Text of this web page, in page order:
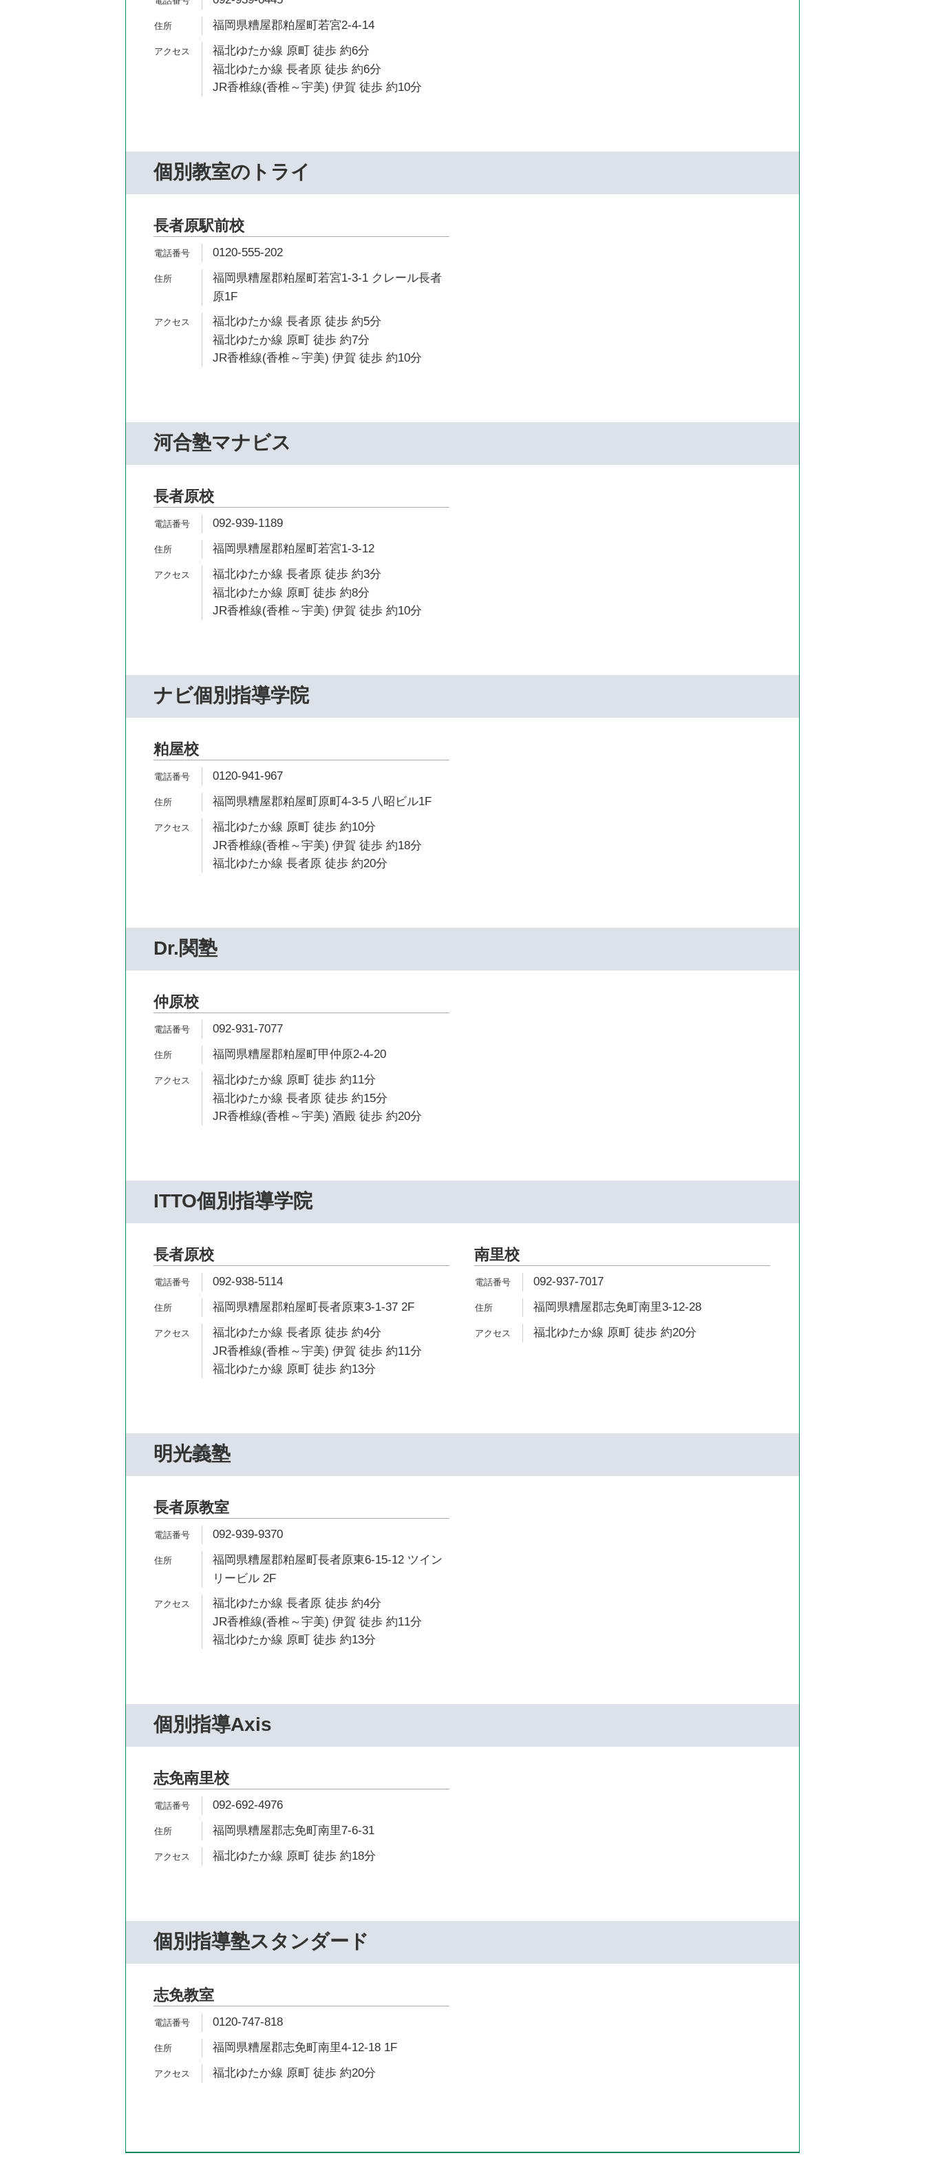
福岡県糟屋郡粕屋町若宮2-4-14
福北ゆたか線 原町 徒歩 約6分
福北ゆたか線 長者原 徒歩 約6分
JR香椎線(香椎～宇美) 伊賀 徒歩 約10分
個別教室のトライ
長者原駅前校
0120-555-202
福岡県糟屋郡粕屋町若宮1-3-1 クレール長者
原1F
福北ゆたか線 長者原 徒歩 約5分
福北ゆたか線 原町 徒歩 約7分
JR香椎線(香椎～宇美) 伊賀 徒歩 約10分
河合塾マナビス
長者原校
092-939-1189
福岡県糟屋郡粕屋町若宮1-3-12
福北ゆたか線 長者原 徒歩 約3分
福北ゆたか線 原町 徒歩 約8分
JR香椎線(香椎～宇美) 伊賀 徒歩 約10分
ナビ個別指導学院
粕屋校
0120-941-967
福岡県糟屋郡粕屋町原町4-3-5 八昭ビル1F
福北ゆたか線 原町 徒歩 約10分
JR香椎線(香椎～宇美) 伊賀 徒歩 約18分
福北ゆたか線 長者原 徒歩 約20分
Dr.関塾
仲原校
092-931-7077
福岡県糟屋郡粕屋町甲仲原2-4-20
福北ゆたか線 原町 徒歩 約11分
福北ゆたか線 長者原 徒歩 約15分
JR香椎線(香椎～宇美) 酒殿 徒歩 約20分
ITTO個別指導学院
長者原校
092-938-5114
福岡県糟屋郡粕屋町長者原東3-1-37 2F
福北ゆたか線 長者原 徒歩 約4分
JR香椎線(香椎～宇美) 伊賀 徒歩 約11分
福北ゆたか線 原町 徒歩 約13分
南里校
092-937-7017
福岡県糟屋郡志免町南里3-12-28
福北ゆたか線 原町 徒歩 約20分
明光義塾
長者原教室
092-939-9370
福岡県糟屋郡粕屋町長者原東6-15-12 ツイン
リービル 2F
福北ゆたか線 長者原 徒歩 約4分
JR香椎線(香椎～宇美) 伊賀 徒歩 約11分
福北ゆたか線 原町 徒歩 約13分
個別指導Axis
志免南里校
092-692-4976
福岡県糟屋郡志免町南里7-6-31
福北ゆたか線 原町 徒歩 約18分
個別指導塾スタンダード
志免教室
0120-747-818
福岡県糟屋郡志免町南里4-12-18 1F
福北ゆたか線 原町 徒歩 約20分